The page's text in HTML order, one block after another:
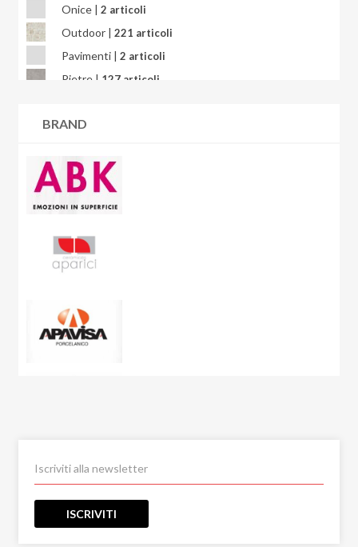
Calacatta Viola
Calcarea
Campigiane
Cardosia
Cart
Carton
Cashmere
City Plaster
Concept
Corten
Crystal Sea
Elements
Emerald Paris
Onice |2 articoli
Outdoor |221 articoli
Pavimenti |2 articoli
Pietre | 127 articoli
Resina |
Wallart |45 articoli
BRAND
ISCRIVITI